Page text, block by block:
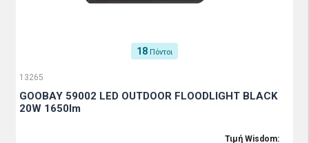
18 Πόντοι
13265
GOOBAY 59002 LED OUTDOOR FLOODLIGHT BLACK
20W 1650lm
Τιμή Wisdom: